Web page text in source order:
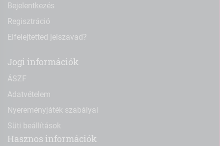
Bejelentkezés
Regisztráció
Elfelejtetted jelszavad?
Jogi információk
ÁSZF
Adatvételem
Nyereményjáték szabályai
Süti beállítások
Hasznos információk